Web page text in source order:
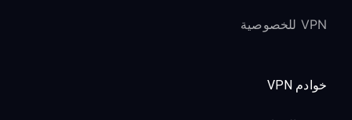
VPN للخصوصية
خوادم VPN